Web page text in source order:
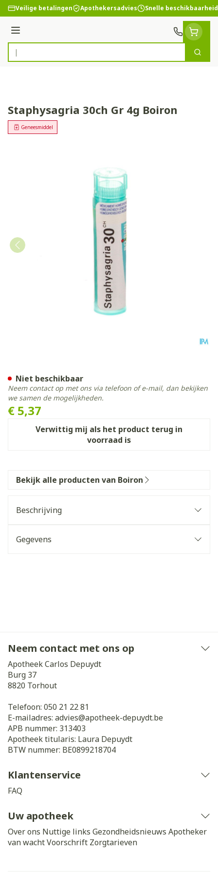
Ga naar de inhoud
Veilige betalingen Apothekersadvies Snelle beschikbaarheid
Menu
Product, merk, categorie...
Zoek
Staphysagria 30ch Gr 4g Boiron
Geneesmiddel
€ 5,37
Verwittig mij als het product terug in
voorraad is
Niet beschikbaar
Neem contact op met ons via telefoon of e-mail, dan bekijken
we samen de mogelijkheden.
Bekijk alle producten van Boiron
Beschrijving
Gegevens
Neem contact met ons op
Apotheek Carlos Depuydt
Burg 37
8820 Torhout
Telefoon: 050 21 22 81
E-mailadres: advies@apotheek-depuydt.be
APB nummer: 313403
Apotheek titularis: Laura Depuydt
BTW nummer: BE0899218704
Klantenservice
FAQ
Uw apotheek
Over ons Nuttige links Gezondheidsnieuws Apotheker
van wachtVoorschrift Zorgtarieven